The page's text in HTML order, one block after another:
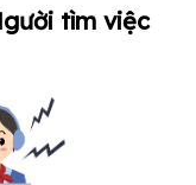
tìm việc